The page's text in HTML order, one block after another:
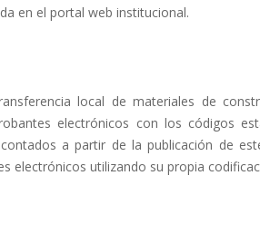
en el portal web institucional.
local de materiales de
electrónicos con los códigos
a partir de la publicación de
electrónicos utilizando su propia